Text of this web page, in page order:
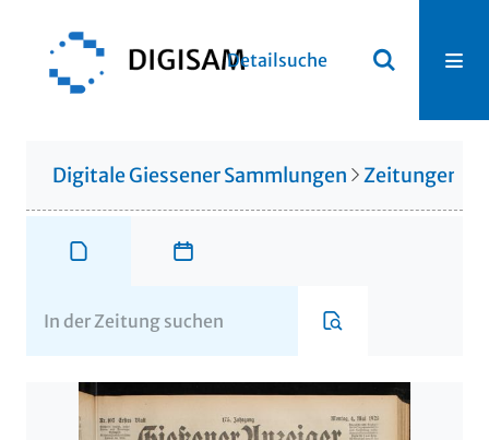
Detailsuche
Digitale Giessener Sammlungen Zeitungen